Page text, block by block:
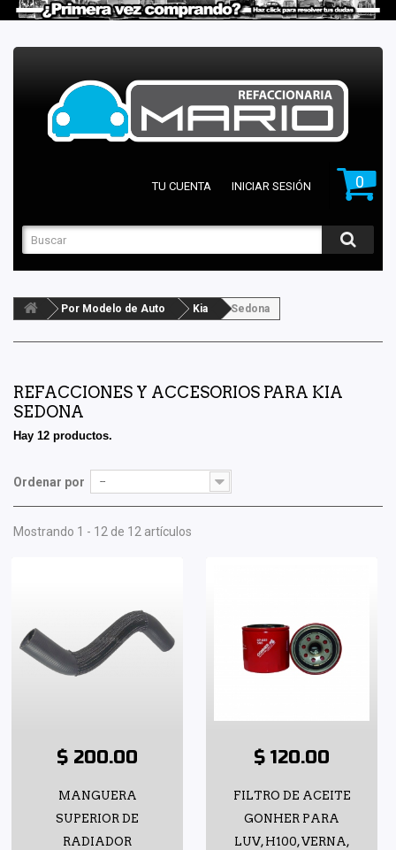
0
TU CUENTA INICIAR SESIÓN
Por Modelo de Auto Kia Sedona
REFACCIONES Y ACCESORIOS PARA KIA
SEDONA
Hay 12 productos.
Ordenar por --
Mostrando 1 - 12 de 12 artículos
$ 200.00
MANGUERA
SUPERIOR DE
RADIADOR
$ 120.00
FILTRO DE ACEITE
GONHER PARA
LUV, H100, VERNA,